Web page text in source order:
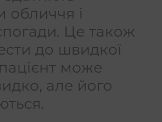
обличчя і
Це також
до швидкої
може
але його